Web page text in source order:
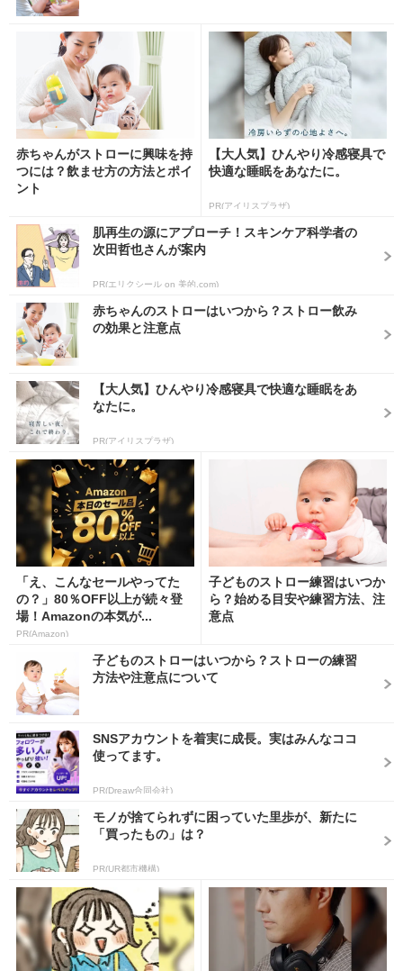
赤ちゃんがストローに興味を持
つには？飲ませ方の方法とポイ
ント
【大人気】ひんやり冷感寝具で
快適な睡眠をあなたに。
PR(アイリスプラザ)
肌再生の源にアプローチ！スキンケア科学者の
次田哲也さんが案内
PR(エリクシール on 美的.com)
赤ちゃんのストローはいつから？ストロー飲み
の効果と注意点
【大人気】ひんやり冷感寝具で快適な睡眠をあ
なたに。
PR(アイリスプラザ)
「え、こんなセールやってた
の？」80％OFF以上が続々登
場！Amazonの本気が...
PR(Amazon)
子どものストロー練習はいつか
ら？始める目安や練習方法、注
意点
子どものストローはいつから？ストローの練習
方法や注意点について
SNSアカウントを着実に成長。実はみんなココ
使ってます。
PR(Dreaw合同会社)
モノが捨てられずに困っていた里歩が、新たに
「買ったもの」は？
PR(UR都市機構)